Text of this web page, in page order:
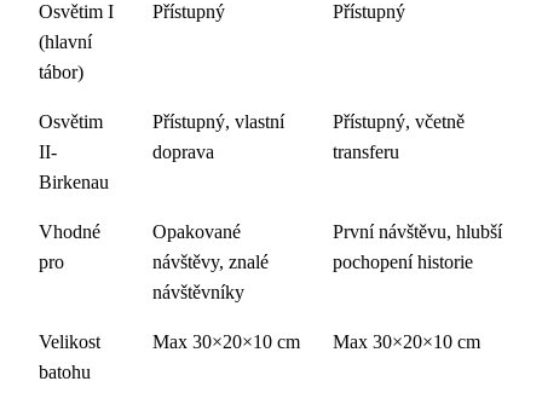
Osvětim I
(hlavní
tábor)
Přístupný Přístupný
Osvětim
II-
Birkenau
Přístupný, vlastní
doprava
Přístupný, včetně
transferu
Vhodné
pro
Opakované
návštěvy, znalé
návštěvníky
První návštěvu, hlubší
pochopení historie
Velikost
batohu
Max 30×20×10 cm Max 30×20×10 cm